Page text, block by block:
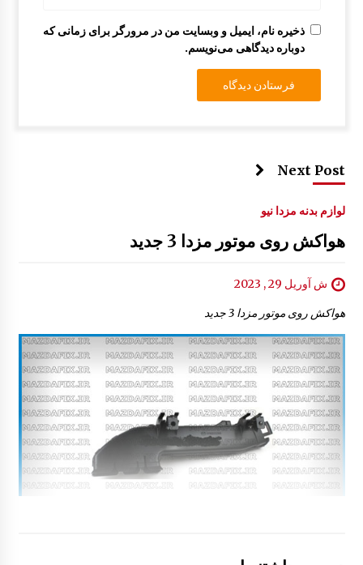
ذخیره نام، ایمیل و وبسایت من در مرورگر برای زمانی که
دوباره دیدگاهی می‌نویسم.
Next Post
لوازم بدنه مزدا نیو
هواکش روی موتور مزدا 3 جدید
ش آوریل 29 , 2023
هواکش روی موتور مزدا 3 جدید